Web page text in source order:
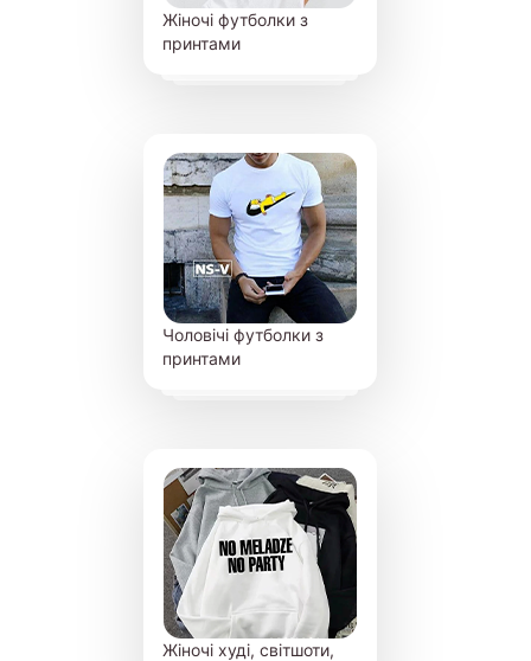
Жіночі футболки з
принтами
Чоловічі футболки з
принтами
Жіночі худі, світшоти,